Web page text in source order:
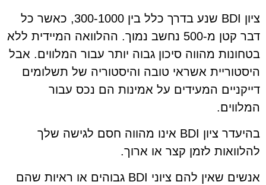
ציון BDI שנע בדרך כלל בין 300-1000, כאשר כל
דבר קטן מ-500 נחשב נמוך. ההלוואה המיידית ללא
בטחונות מהווה סיכון גבוה יותר עבור המלווים. אבל
היסטוריית אשראי טובה והיסטוריה של תשלומים
דייקניים המעידים על אמינות הם נכס עבור
המלווים.
בהיעדר ציון BDI אינו מהווה חסם לגישה שלך
להלוואות לזמן קצר או ארוך.
אנשים שאין להם ציוני BDI גבוהים או ראיות שהם